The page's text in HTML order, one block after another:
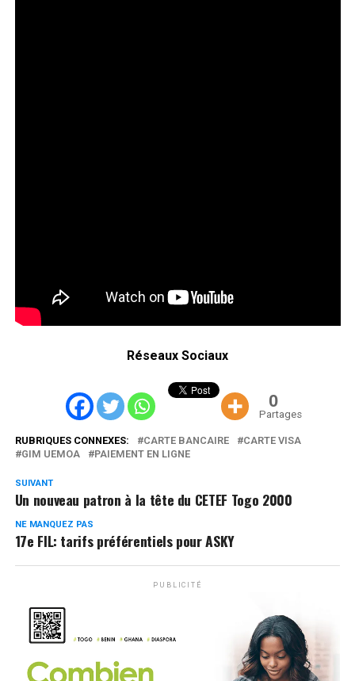
Réseaux Sociaux
0
Partages
RUBRIQUES CONNEXES: CARTE BANCAIRE
CARTE VISA
GIM UEMOA
PAIEMENT EN LIGNE
SUIVANT
Un nouveau patron à la tête du CETEF Togo 2000
NE MANQUEZ PAS
17e FIL: tarifs préférentiels pour ASKY
PUBLICITÉ